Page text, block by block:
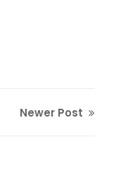
Newer Post